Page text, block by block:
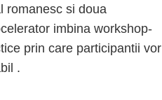
romanesc si doua
imbina workshop-
prin care participantii vor
.